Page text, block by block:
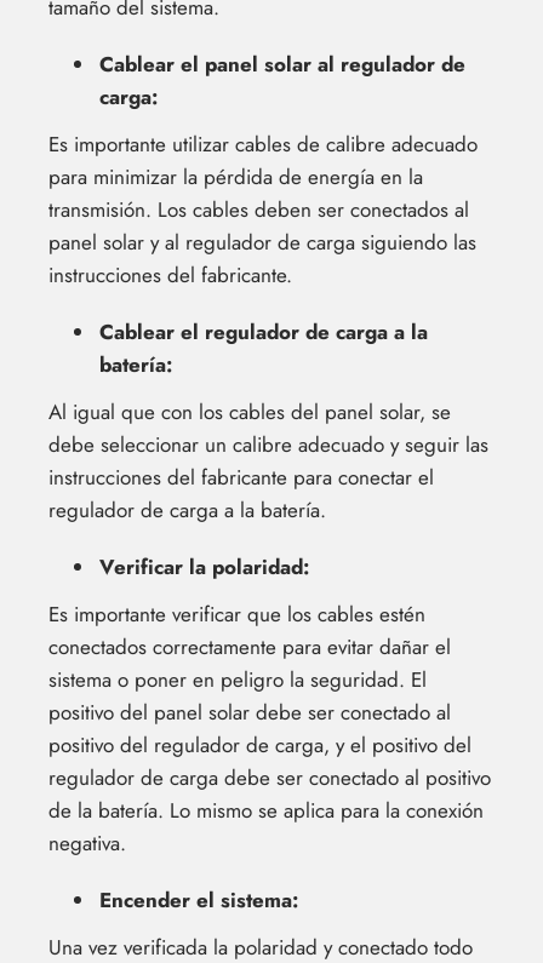
tamaño del sistema.
Cablear el panel solar al regulador de
carga:
Es importante utilizar cables de calibre adecuado
para minimizar la pérdida de energía en la
transmisión. Los cables deben ser conectados al
panel solar y al regulador de carga siguiendo las
instrucciones del fabricante.
Cablear el regulador de carga a la
batería:
Al igual que con los cables del panel solar, se
debe seleccionar un calibre adecuado y seguir las
instrucciones del fabricante para conectar el
regulador de carga a la batería.
Verificar la polaridad:
Es importante verificar que los cables estén
conectados correctamente para evitar dañar el
sistema o poner en peligro la seguridad. El
positivo del panel solar debe ser conectado al
positivo del regulador de carga, y el positivo del
regulador de carga debe ser conectado al positivo
de la batería. Lo mismo se aplica para la conexión
negativa.
Encender el sistema:
Una vez verificada la polaridad y conectado todo